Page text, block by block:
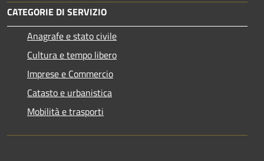
CATEGORIE DI SERVIZIO
Anagrafe e stato civile
Cultura e tempo libero
Imprese e Commercio
Catasto e urbanistica
Mobilità e trasporti